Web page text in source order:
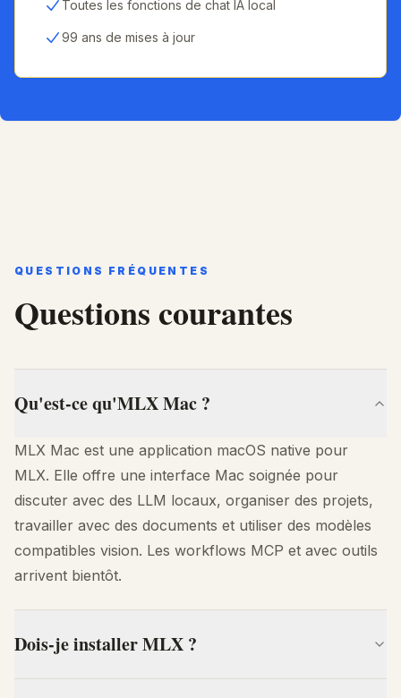
Toutes les fonctions de chat IA local
99 ans de mises à jour
QUESTIONS FRÉQUENTES
Questions courantes
Qu'est-ce qu'MLX Mac ?
MLX Mac est une application macOS native pour
MLX. Elle offre une interface Mac soignée pour
discuter avec des LLM locaux, organiser des projets,
travailler avec des documents et utiliser des modèles
compatibles vision. Les workflows MCP et avec outils
arrivent bientôt.
Dois-je installer MLX ?